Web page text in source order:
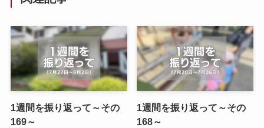
1週間を振り返って～その
169～
1週間を振り返って～その
168～